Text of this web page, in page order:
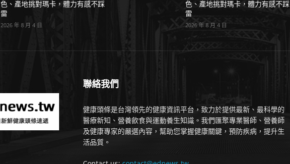
色、產地挑對瑪卡，體力有感不踩
雷
2026 年 8 月 4 日
色、產地挑對瑪卡，體力有感不踩
雷
2026 年 8 月 4 日
聯絡我們
健康頭條是台灣領先的健康資訊平台，致力於提供最新、最科學的
醫療新知、營養飲食與運動養生知識。我們匯聚專業醫師、營養師
及健康專家的嚴選內容，幫助您掌握健康關鍵，預防疾病，提升生
活品質。